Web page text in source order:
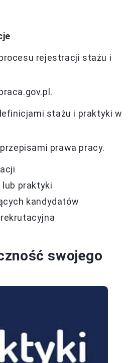
rejestracji stażu i
stażu i praktyki w
prawa pracy.
praktyki
kandydatów
swojego